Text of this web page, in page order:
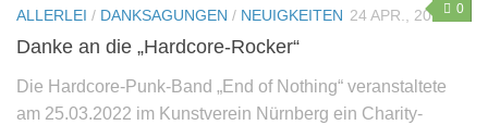
0
ALLERLEI / DANKSAGUNGEN / NEUIGKEITEN 24 APR., 2022
Danke an die „Hardcore-Rocker“
Die Hardcore-Punk-Band „End of Nothing“ veranstaltete
am 25.03.2022 im Kunstverein Nürnberg ein Charity-